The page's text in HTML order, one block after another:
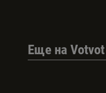
Еще на Votvot